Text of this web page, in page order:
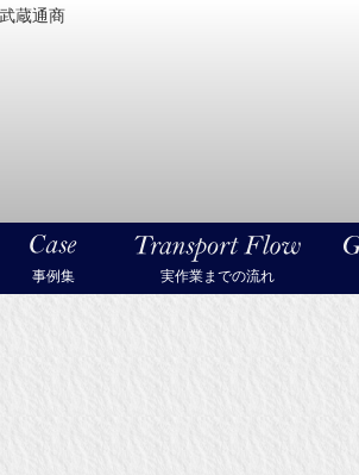
蔵通商
事例集 実作業までの流れ